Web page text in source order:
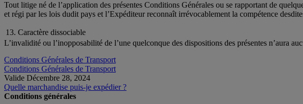
Tout litige né de l’application des présentes Conditions Générales ou se rapportant de
et régi par les lois dudit pays et l’Expéditeur reconnaît irrévocablement la compétence
13. Caractère dissociable
L’invalidité ou l’inopposabilité de l’une quelconque des dispositions des présentes n’aura
Conditions Générales de Transport
Conditions Générales de Transport
Valide Décembre 28, 2024
Quelle marchandise puis-je expédier ?
Conditions générales